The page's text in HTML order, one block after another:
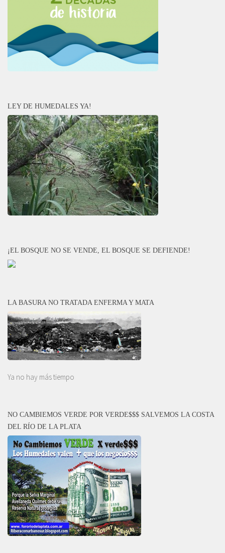
LEY DE HUMEDALES YA!
¡EL BOSQUE NO SE VENDE, EL BOSQUE SE DEFIENDE!
LA BASURA NO TRATADA ENFERMA Y MATA
Ya no hay más tiempo
NO CAMBIEMOS VERDE POR VERDE$$$ SALVEMOS LA COSTA
DEL RÍO DE LA PLATA